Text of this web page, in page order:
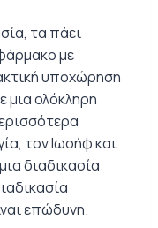
τα πάει
με
υποχώρηση
ολόκληρη
τον Ιωσήφ και
διαδικασία
επώδυνη.